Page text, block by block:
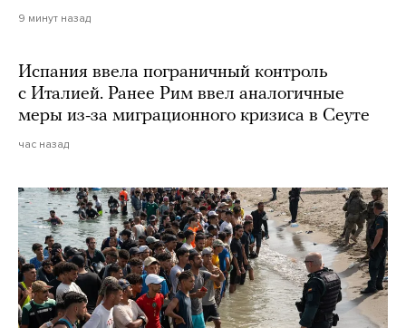
9 минут назад
Испания ввела пограничный контроль
с Италией. Ранее Рим ввел аналогичные
меры из-за миграционного кризиса в Сеуте
час назад